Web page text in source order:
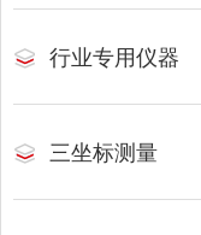
行业专用仪器
三坐标测量